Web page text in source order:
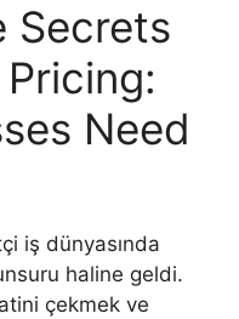
Secrets
Need
iş dünyasında
haline geldi.
çekmek ve